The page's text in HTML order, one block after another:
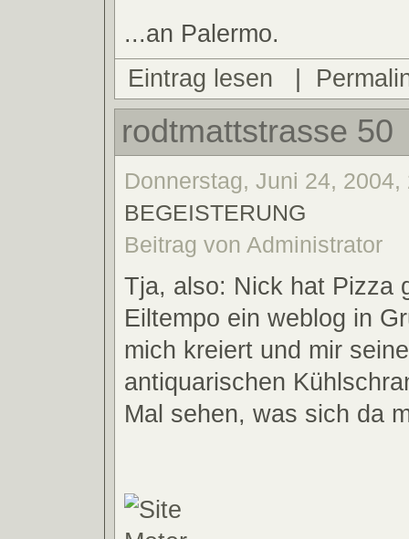
...an Palermo.
Eintrag lesen
|
rodtmattstrasse 50
Donnerstag, Juni 24, 2004,
BEGEISTERUNG
Beitrag von Administrator
Tja, also: Nick hat Pizza
Eiltempo ein weblog in
mich kreiert und mir
antiquarischen
Mal sehen, was sich da